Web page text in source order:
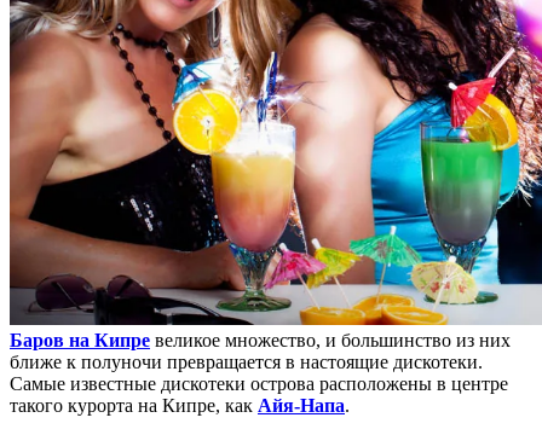
Баров на Кипре великое множество, и большинство из них
ближе к полуночи превращается в настоящие дискотеки.
Самые известные дискотеки острова расположены в центре
такого курорта на Кипре, как Айя-Напа.